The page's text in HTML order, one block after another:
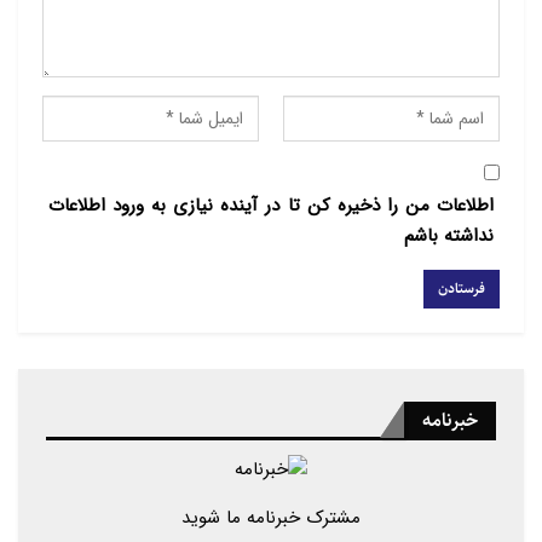
اطلاعات من را ذخیره کن تا در آینده نیازی به ورود اطلاعات
نداشته باشم
خبرنامه
مشترک خبرنامه ما شوید